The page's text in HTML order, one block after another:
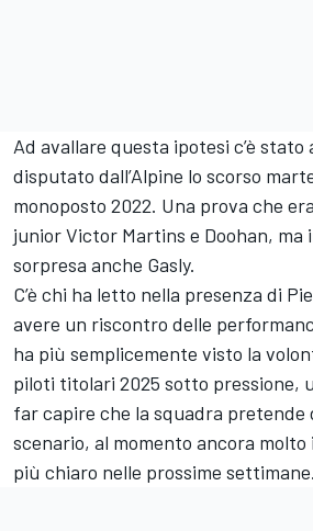
Ad avallare questa ipotesi c’è
disputato dall’Alpine lo scorso
monoposto 2022. Una prova che
junior Victor Martins e Doohan, ma
sorpresa anche Gasly.
C’è chi ha letto nella presenza di
avere un riscontro delle
ha più semplicemente visto la
piloti titolari 2025 sotto pressione,
far capire che la squadra pretende
scenario, al momento ancora
più chiaro nelle prossime settimane.